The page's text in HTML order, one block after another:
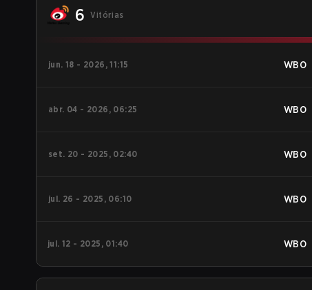
6 Vitórias
jun. 18 - 2026, 11:15 WBO
abr. 04 - 2026, 06:25 WBO
set. 20 - 2025, 02:40 WBO
jul. 26 - 2025, 06:10 WBO
jul. 12 - 2025, 01:40 WBO